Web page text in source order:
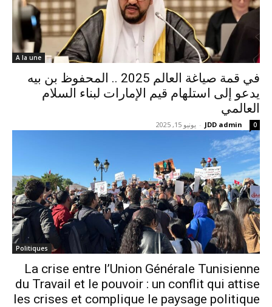
A la une
في قمة صياغة العالم 2025 .. المحفوظ بن بيه
يدعو إلى استلهام قيم الإمارات لبناء السلام
العالمي
JDD admin
- يونيو 15, 2025 0
Politiques
La crise entre l’Union Générale Tunisienne
du Travail et le pouvoir : un conflit qui attise
les crises et complique le paysage politique